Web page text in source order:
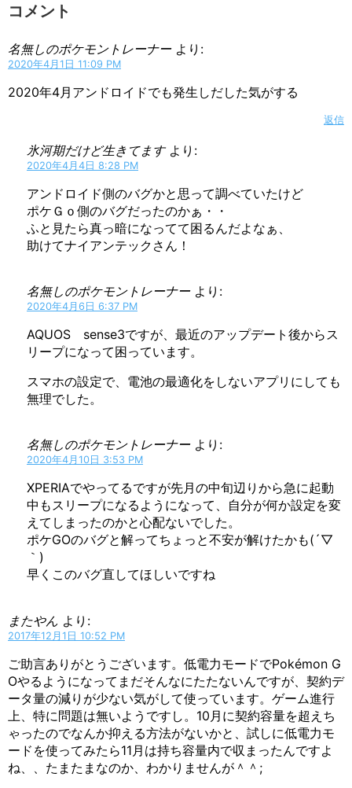
コメント
名無しのポケモントレーナー より:
2020年4月1日 11:09 PM
2020年4月アンドロイドでも発生しだした気がする
返信
氷河期だけど生きてます より:
2020年4月4日 8:28 PM
アンドロイド側のバグかと思って調べていたけど
ポケＧｏ側のバグだったのかぁ・・
ふと見たら真っ暗になってて困るんだよなぁ、
助けてナイアンテックさん！
名無しのポケモントレーナー より:
2020年4月6日 6:37 PM
AQUOS sense3ですが、最近のアップデート後からス
リープになって困っています。
スマホの設定で、電池の最適化をしないアプリにしても
無理でした。
名無しのポケモントレーナー より:
2020年4月10日 3:53 PM
XPERIAでやってるですが先月の中旬辺りから急に起動
中もスリープになるようになって、自分が何か設定を変
えてしまったのかと心配ないでした。
ポケGOのバグと解ってちょっと不安が解けたかも(´▽
｀)
早くこのバグ直してほしいですね
またやん より:
2017年12月1日 10:52 PM
ご助言ありがとうございます。低電力モードでPokémon G
Oやるようになってまだそんなにたたないんですが、契約デ
ータ量の減りが少ない気がして使っています。ゲーム進行
上、特に問題は無いようですし。10月に契約容量を超えち
ゃったのでなんか抑える方法がないかと、試しに低電力モ
ードを使ってみたら11月は持ち容量内で収まったんですよ
ね、、たまたまなのか、わかりませんが＾＾;